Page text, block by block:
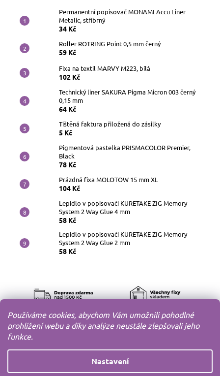
Používáme cookies, abychom Vám umožnili pohodlné
prohlížení webu a díky analýze neustále zlepšovali jeho
funkce.
Nastavení
Permanentní popisovač MONAMI Accu Liner
Metalic, stříbrný
34 Kč
Roller ROTRING Point 0,5 mm černý
59 Kč
Fixa na textil MARVY M223, bílá
102 Kč
Technický liner SAKURA Pigma Micron 003 černý
0,15 mm
64 Kč
Tištěná faktura přiložená do zásilky
5 Kč
Pigmentová pastelka PRISMACOLOR Premier,
Black
78 Kč
Prázdná fixa MOLOTOW 15 mm XL
104 Kč
Lepidlo v popisovači KURETAKE ZIG Memory
System 2 Way Glue 4 mm
58 Kč
Lepidlo v popisovači KURETAKE ZIG Memory
System 2 Way Glue 2 mm
58 Kč